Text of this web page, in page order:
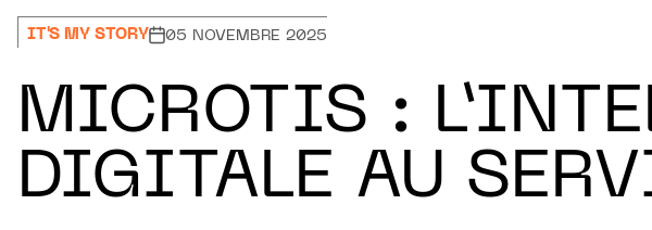
IT'S MY STORY 05 NOVEMBRE 2025
MICROTIS :
DIGITALE AU